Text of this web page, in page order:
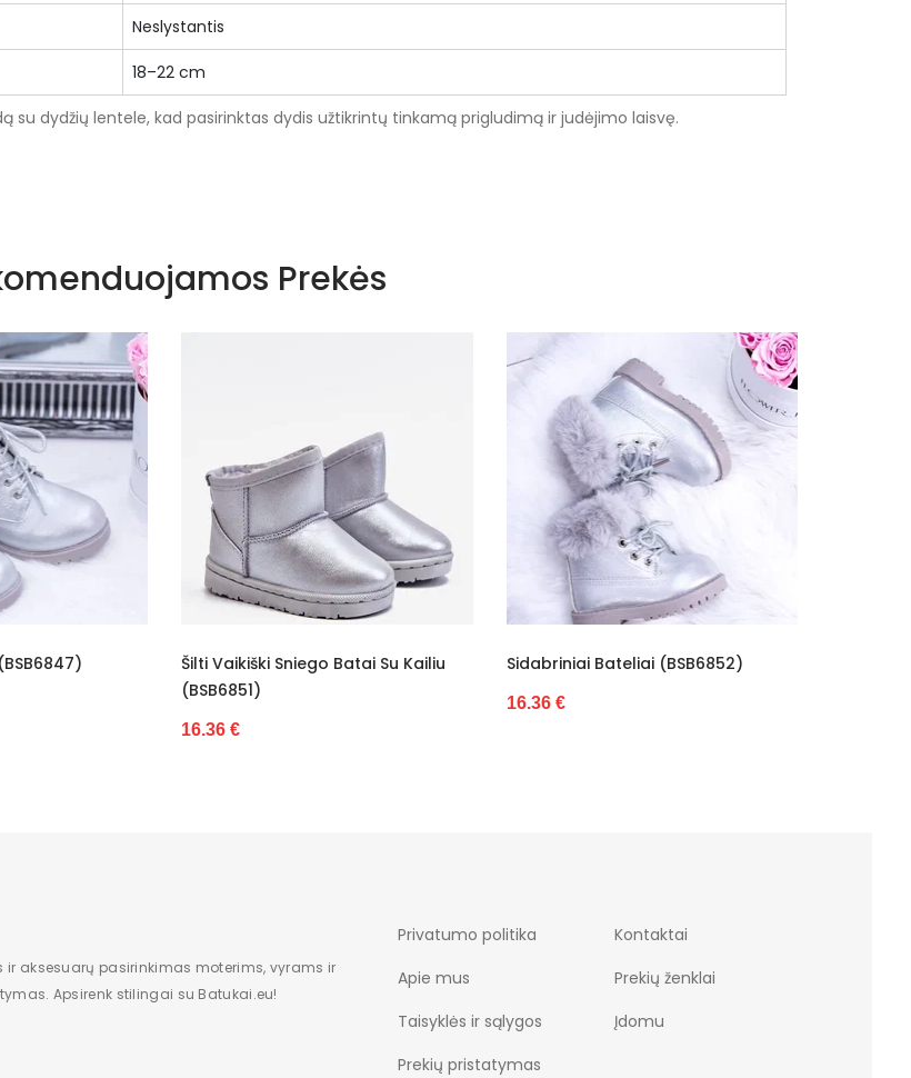
Neslystantis
18–22 cm
su dydžių lentele, kad pasirinktas dydis užtikrintų tinkamą prigludimą ir judėjimo laisvę.
Suvarstomi
Be kulno
4,5 cm
Vaikiškas
Nauja
Prekės
Batai Su Kailiu
Sidabriniai Bateliai (BSB6852)
16.36 €
Rožiniai Kūdikių Bateliai (BSB6853)
16.48 €
aksesuarų pasirinkimas moterims, vyrams ir
Apsirenk stilingai su Batukai.eu!
Privatumo politika
Apie mus
Taisyklės ir sąlygos
Prekių pristatymas
Kontaktai
Prekių ženklai
Įdomu